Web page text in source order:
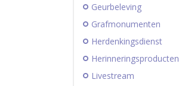
Geurbeleving
Grafmonumenten
Herdenkingsdienst
Herinneringsproducten
Livestream